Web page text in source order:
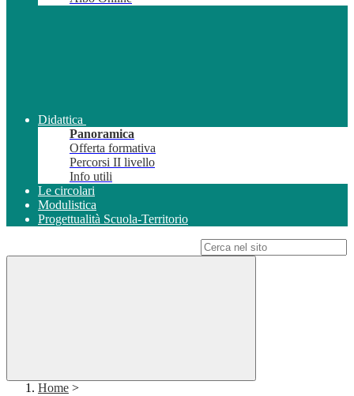
Didattica
Panoramica
Offerta formativa
Percorsi II livello
Info utili
Le circolari
Modulistica
Progettualità Scuola-Territorio
Home >